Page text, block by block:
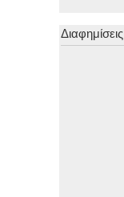
Διαφημίσεις